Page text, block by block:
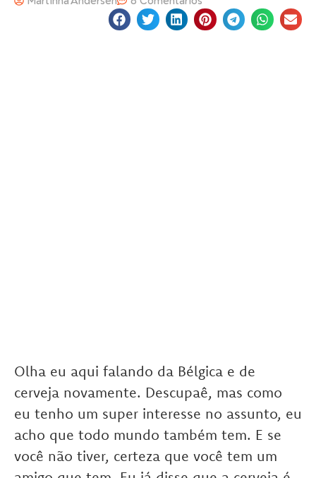
Olha eu aqui falando da Bélgica e de
cerveja novamente. Descupaê, mas como
eu tenho um super interesse no assunto, eu
acho que todo mundo também tem. E se
você não tiver, certeza que você tem um